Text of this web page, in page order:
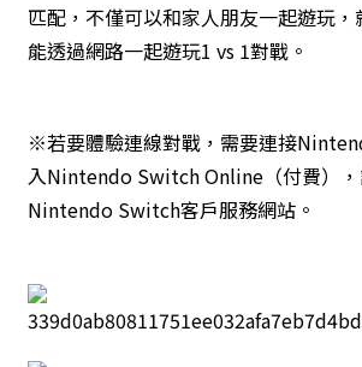
匹配，不僅可以和家人朋友一起遊玩
能透過網路一起遊玩1 vs 1對戰。
※若要體驗連線對戰，需要連接
入Nintendo Switch Online（付費）
Nintendo Switch客戶服務網站。